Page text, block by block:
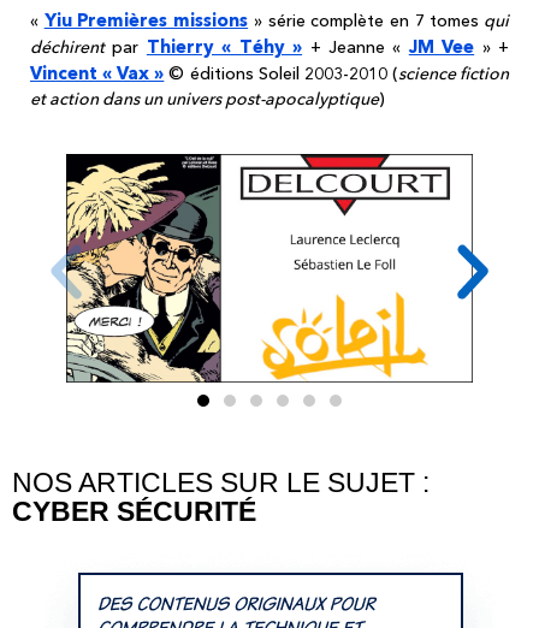
« Yiu Premières missions » série complète en 7 tomes qui
déchirentpar Thierry « Téhy » + Jeanne «JM Vee » +
Vincent « Vax » © éditions Soleil 2003-2010 (science fiction
et action dans un univers post-apocalyptique)
NOS ARTICLES SUR LE SUJET :
CYBER SÉCURITÉ